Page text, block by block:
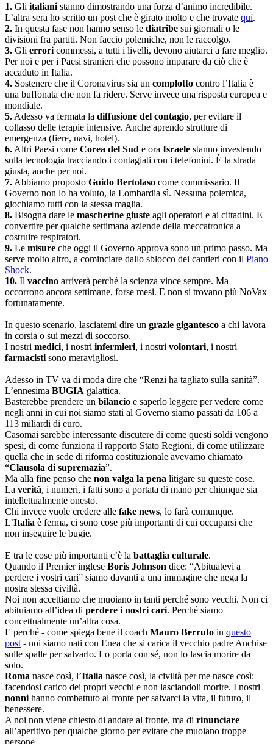
1. Gli italiani stanno dimostrando una forza d’animo incredibile.
L’altra sera ho scritto un post che è girato molto e che trovate qui.
2. In questa fase non hanno senso le diatribe sui giornali o le
divisioni fra partiti. Non faccio polemiche, non le raccolgo.
3. Gli errori commessi, a tutti i livelli, devono aiutarci a fare meglio.
Per noi e per i Paesi stranieri che possono imparare da ciò che è
accaduto in Italia.
4. Sostenere che il Coronavirus sia un complotto contro l’Italia è
una buffonata che non fa ridere. Serve invece una risposta europea e
mondiale.
5. Adesso va fermata la diffusione del contagio, per evitare il
collasso delle terapie intensive. Anche aprendo strutture di
emergenza (fiere, navi, hotel).
6. Altri Paesi come Corea del Sud e ora Israele stanno investendo
sulla tecnologia tracciando i contagiati con i telefonini. È la strada
giusta, anche per noi.
7. Abbiamo proposto Guido Bertolaso come commissario. Il
Governo non lo ha voluto, la Lombardia sì. Nessuna polemica,
giochiamo tutti con la stessa maglia.
8. Bisogna dare le mascherine giuste agli operatori e ai cittadini. E
convertire per qualche settimana aziende della meccatronica a
costruire respiratori.
9. Le misure che oggi il Governo approva sono un primo passo. Ma
serve molto altro, a cominciare dallo sblocco dei cantieri con il Piano
Shock.
10. Il vaccino arriverà perché la scienza vince sempre. Ma
occorrono ancora settimane, forse mesi. E non si trovano più NoVax
fortunatamente.
In questo scenario, lasciatemi dire un grazie gigantesco a chi lavora
in corsia o sui mezzi di soccorso.
I nostri medici, i nostri infermieri, i nostri volontari, i nostri
farmacisti sono meravigliosi.
Adesso in TV va di moda dire che “Renzi ha tagliato sulla sanità”.
L’ennesima BUGIA galattica.
Basterebbe prendere un bilancio e saperlo leggere per vedere come
negli anni in cui noi siamo stati al Governo siamo passati da 106 a
113 miliardi di euro.
Casomai sarebbe interessante discutere di come questi soldi vengono
spesi, di come funziona il rapporto Stato Regioni, di come utilizzare
quella che in sede di riforma costituzionale avevamo chiamato
“Clausola di supremazia”.
Ma alla fine penso che non valga la pena litigare su queste cose.
La verità, i numeri, i fatti sono a portata di mano per chiunque sia
intellettualmente onesto.
Chi invece vuole credere alle fake news, lo farà comunque.
L’Italia è ferma, ci sono cose più importanti di cui occuparsi che
non inseguire le bugie.
E tra le cose più importanti c’è la battaglia culturale.
Quando il Premier inglese Boris Johnson dice: “Abituatevi a
perdere i vostri cari” siamo davanti a una immagine che nega la
nostra stessa civiltà.
Noi non accettiamo che muoiano in tanti perché sono vecchi. Non ci
abituiamo all’idea di perdere i nostri cari. Perché siamo
concettualmente un’altra cosa.
E perché - come spiega bene il coach Mauro Berruto in questo
post - noi siamo nati con Enea che si carica il vecchio padre Anchise
sulle spalle per salvarlo. Lo porta con sé, non lo lascia morire da
solo.
Roma nasce così, l’Italia nasce così, la civiltà per me nasce così:
facendosi carico dei propri vecchi e non lasciandoli morire. I nostri
nonni hanno combattuto al fronte per salvarci la vita, il futuro, il
benessere.
A noi non viene chiesto di andare al fronte, ma di rinunciare
all’aperitivo per qualche giorno per evitare che muoiano troppe
persone.